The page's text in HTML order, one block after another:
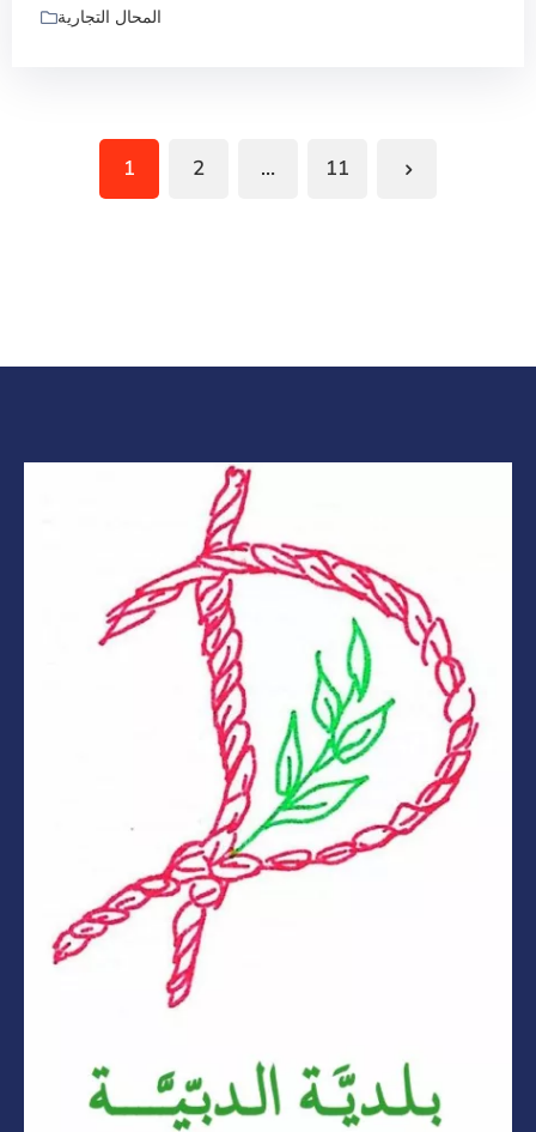
المحال التجارية
1 2 … 11 Next